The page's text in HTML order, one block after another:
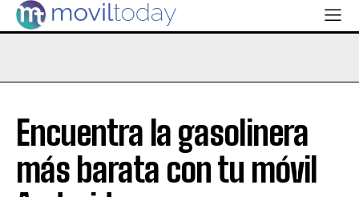
Encuentra la gasolinera
más barata con tu móvil